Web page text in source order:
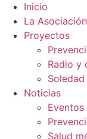
Inicio
La Asociación
Proyectos
Radio y
Noticias
Eventos
Salud